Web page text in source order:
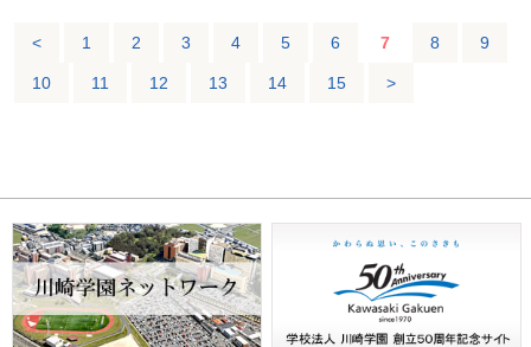
< 1 2 3 4 5 6 7 8 9
10 11 12 13 14 15 >